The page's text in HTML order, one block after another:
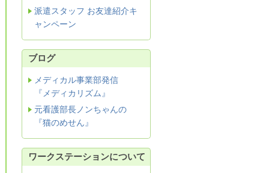
派遣スタッフ お友達紹介キ
ャンペーン
ブログ
メディカル事業部発信
『メディカリズム』
元看護部長ノンちゃんの
『猫のめせん』
ワークステーションについて